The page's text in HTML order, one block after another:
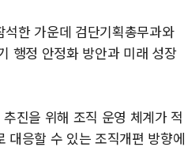
한 가운데 검단기획총무과와
행정 안정화 방안과 미래 성장
진을 위해 조직 운영 체계가 적
대응할 수 있는 조직개편 방향에